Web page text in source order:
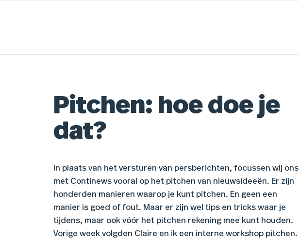
Pitchen: hoe doe je
dat?
In plaats van het versturen van persberichten, focussen wij ons
met Continews vooral op het pitchen van nieuwsideeën. Er zijn
honderden manieren waarop je kunt pitchen. En geen een
manier is goed of fout. Maar er zijn wel tips en tricks waar je
tijdens, maar ook vóór het pitchen rekening mee kunt houden.
Vorige week volgden Claire en ik een interne workshop pitchen.